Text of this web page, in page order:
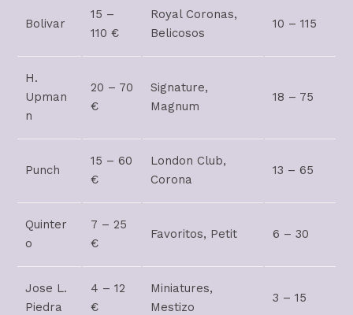
Bolivar
15 –
110 €
Royal Coronas,
Belicosos
10 – 115
H.
Upman
n
20 – 70
€
Signature,
Magnum
18 – 75
Punch
15 – 60
€
London Club,
Corona
13 – 65
Quinter
o
7 – 25
€
Favoritos, Petit 6 – 30
Jose L.
Piedra
4 – 12
€
Miniatures,
Mestizo
3 – 15